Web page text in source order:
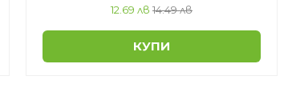
12.69 лв 14.49 лв
КУПИ